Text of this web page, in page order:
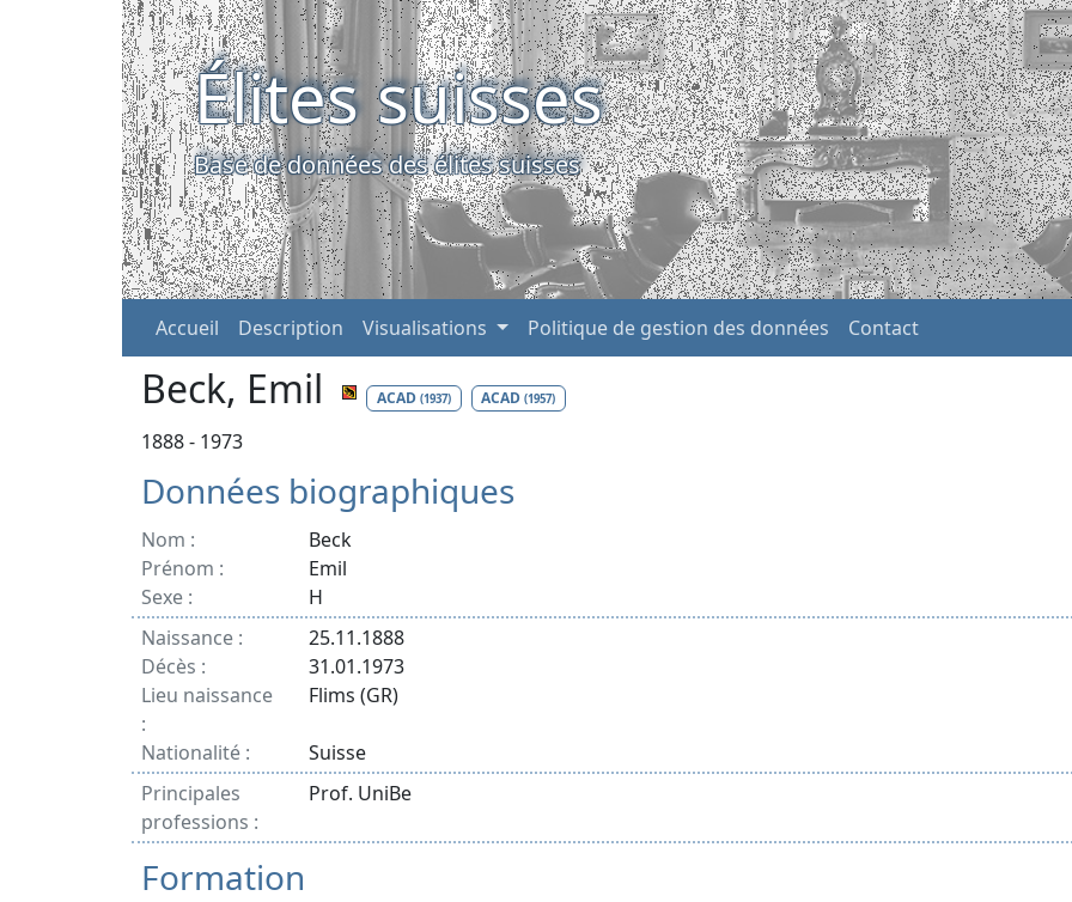
Élites suisses
Base de données des élites suisses
Accueil Description Visualisations Politique de gestion des données Contact
Beck, Emil ACAD (1937) ACAD(1957)
1888 - 1973
Données biographiques
Nom :
Beck
Prénom :
Emil
Sexe :
H
Naissance :
25.11.1888
Décès :
31.01.1973
Lieu naissance
:
Flims (GR)
Nationalité :
Suisse
Principales
professions :
Prof. UniBe
Formation